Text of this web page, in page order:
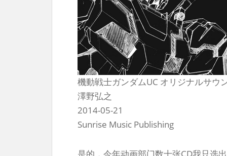
機動戦士ガンダムUC オリジナルサウ
澤野弘之
2014-05-21
Sunrise Music Publishing